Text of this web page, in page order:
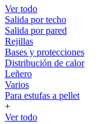
Ver todo
Salida por techo
Salida por pared
Rejillas
Bases y protecciones
Distribución de calor
Leñero
Varios
Para estufas a pellet
+
Ver todo